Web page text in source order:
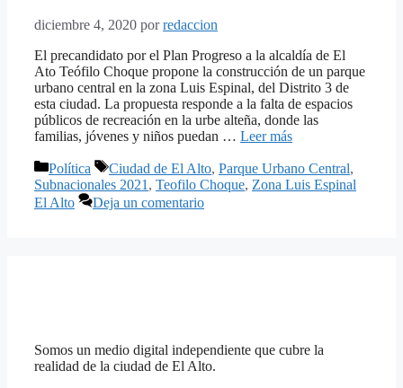
diciembre 4, 2020 porredaccion
El precandidato por el Plan Progreso a la alcaldía de El
Ato Teófilo Choque propone la construcción de un parque
urbano central en la zona Luis Espinal, del Distrito 3 de
esta ciudad. La propuesta responde a la falta de espacios
públicos de recreación en la urbe alteña, donde las
familias, jóvenes y niños puedan … Leer más
Categorías
Política Etiquetas
Ciudad de El Alto, Parque Urbano Central,
Subnacionales 2021 , Teofilo Choque, Zona Luis Espinal
El Alto
Deja un comentario
Somos un medio digital independiente que cubre la
realidad de la ciudad de El Alto.